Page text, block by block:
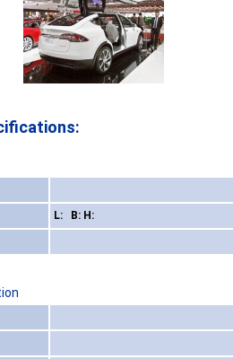
L: B: H: